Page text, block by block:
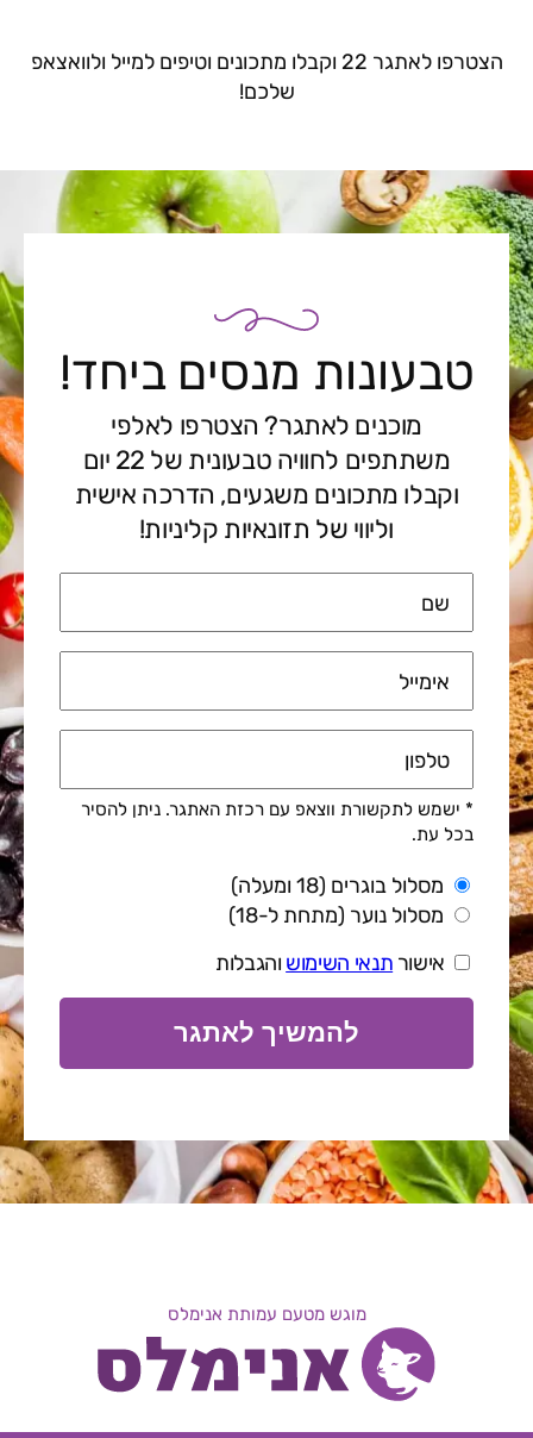
הצטרפו לאתגר 22 וקבלו מתכונים וטיפים למייל ולוואצאפ
שלכם!
טבעונות מנסים ביחד!
מוכנים לאתגר? הצטרפו לאלפי
משתתפים לחוויה טבעונית של 22 יום
וקבלו מתכונים משגעים, הדרכה אישית
וליווי של תזונאיות קליניות!
שם
אימייל
טלפון
* ישמש לתקשורת ווצאפ עם רכזת האתגר. ניתן להסיר
בכל עת.
מסלול בוגרים (18 ומעלה)
מסלול נוער (מתחת ל-18)
אישור תנאי השימוש והגבלות
להמשיך לאתגר
מוגש מטעם עמותת אנימלס